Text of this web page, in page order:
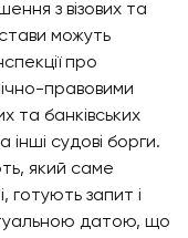
з візових та
можуть
про
правовими
та банківських
інші судові борги.
який саме
готують запит і
датою, що